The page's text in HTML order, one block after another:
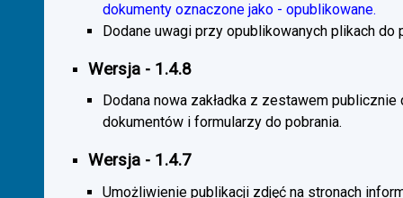
dokumenty oznaczone jako - opublikowane.
Dodane uwagi przy opublikowanych plikach do
Wersja - 1.4.8
Dodana nowa zakładka z zestawem publicznie
dokumentów i formularzy do pobrania.
Wersja - 1.4.7
Umożliwienie publikacji zdjęć na stronach